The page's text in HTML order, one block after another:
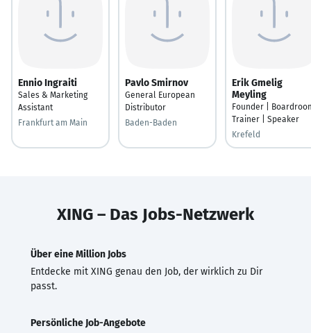
Ennio Ingraiti
Sales & Marketing
Assistant
Frankfurt am Main
Pavlo Smirnov
General European
Distributor
Baden-Baden
Erik Gmelig
Meyling
Founder |
Trainer | Speaker
Krefeld
XING – Das Jobs-Netzwerk
Über eine Million Jobs
Entdecke mit XING genau den Job, der wirklich zu Dir
passt.
Persönliche Job-Angebote